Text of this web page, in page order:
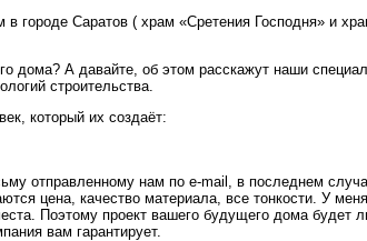
в городе Саратов ( храм «Сретения Господня» и
дома? А давайте, об этом расскажут наши
строительства.
который их создаёт:
отправленному нам по e-mail, в последнем
цена, качество материала, все тонкости. У
Поэтому проект вашего будущего дома будет
вам гарантирует.